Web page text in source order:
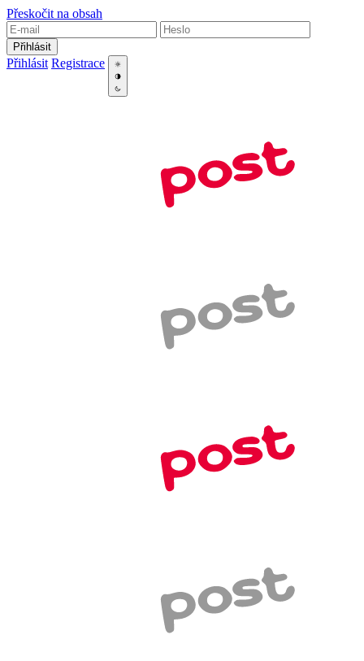
Přeskočit na obsah
Přihlásit
Přihlásit Registrace